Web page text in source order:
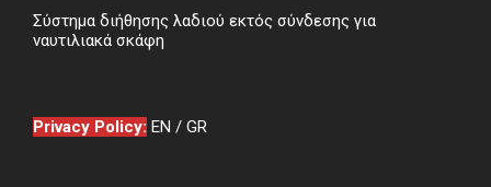
Σύστημα διήθησης λαδιού εκτός σύνδεσης για
ναυτιλιακά σκάφη
Privacy Policy: EN / GR